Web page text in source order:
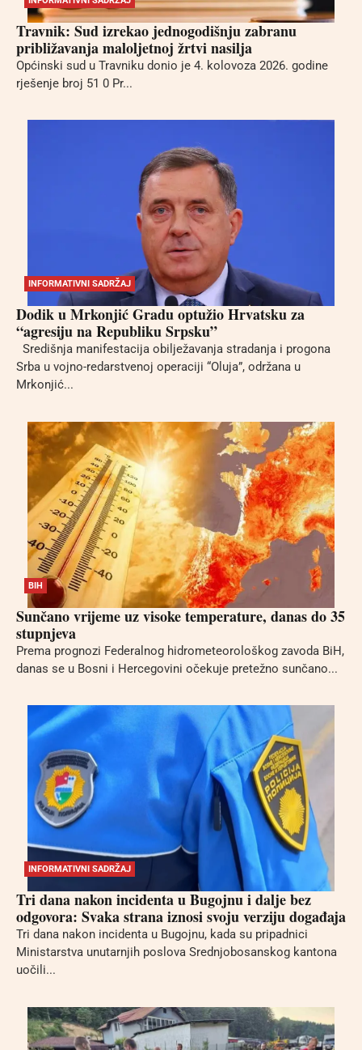
Travnik: Sud izrekao jednogodišnju zabranu
približavanja maloljetnoj žrtvi nasilja
Općinski sud u Travniku donio je 4. kolovoza 2026. godine
rješenje broj 51 0 Pr...
INFORMATIVNI SADRŽAJ
Dodik u Mrkonjić Gradu optužio Hrvatsku za
“agresiju na Republiku Srpsku”
Središnja manifestacija obilježavanja stradanja i progona
Srba u vojno-redarstvenoj operaciji “Oluja”, održana u
Mrkonjić...
BIH
Sunčano vrijeme uz visoke temperature, danas do 35
stupnjeva
Prema prognozi Federalnog hidrometeorološkog zavoda BiH,
danas se u Bosni i Hercegovini očekuje pretežno sunčano...
INFORMATIVNI SADRŽAJ
Tri dana nakon incidenta u Bugojnu i dalje bez
odgovora: Svaka strana iznosi svoju verziju događaja
Tri dana nakon incidenta u Bugojnu, kada su pripadnici
Ministarstva unutarnjih poslova Srednjobosanskog kantona
uočili...